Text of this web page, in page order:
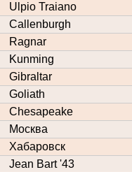
Ulpio Traiano
Callenburgh
Ragnar
Kunming
Gibraltar
Goliath
Chesapeake
Москва
Хабаровск
Jean Bart '43